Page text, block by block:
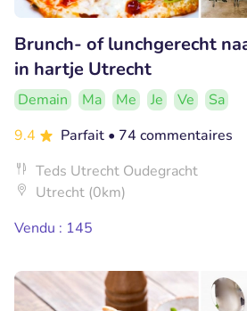
Brunch- of lunchgerecht
in hartje Utrecht
Demain Ma Me Je Ve
Sa
9.4
Parfait • 74 commentaires
Teds Utrecht Oudegracht
Utrecht (0km)
Vendu : 145